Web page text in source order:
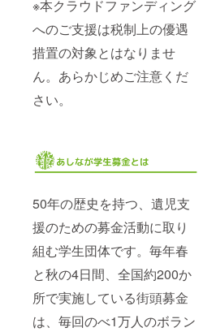
※本クラウドファンディング
へのご支援は税制上の優遇
措置の対象とはなりませ
ん。あらかじめご注意くだ
さい。
50年の歴史を持つ、遺児支
援のための募金活動に取り
組む学生団体です。毎年春
と秋の4日間、全国約200か
所で実施している街頭募金
は、毎回のべ1万人のボラン